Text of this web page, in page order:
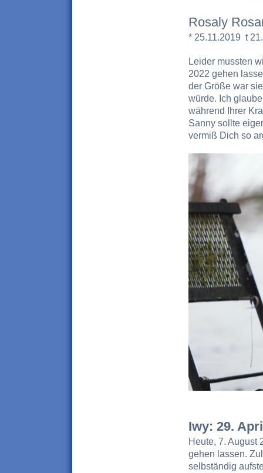
Rosaly
* 25.11.2019 t
Leider mussten
2022 gehen
der Größe war
würde. Ich
während Ihrer
Sanny sollte
vermiß Dich so
Iwy: 29.
Heute, 7. August
gehen lassen.
selbständig